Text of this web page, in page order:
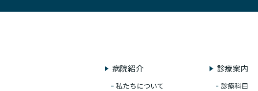
病院紹介
私たちについて
診療案内
診療科目